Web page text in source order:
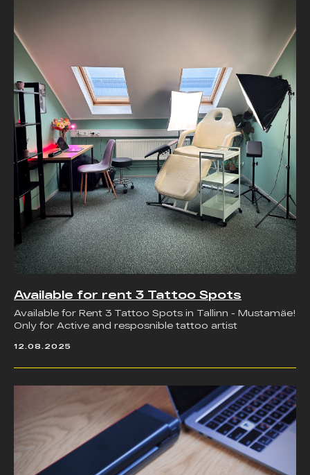
Available for rent 3 Tattoo Spots
Available for Rent 3 Tattoo Spots in Tallinn - Mustamäe!
Only for Active and resposnible tattoo artist
12.08.2025